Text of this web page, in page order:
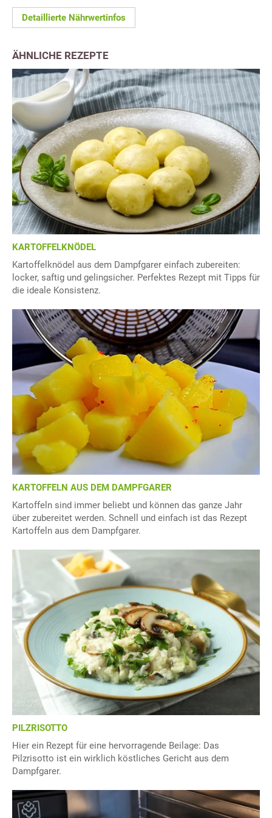
Detaillierte Nährwertinfos
ÄHNLICHE REZEPTE
KARTOFFELKNÖDEL
Kartoffelknödel aus dem Dampfgarer einfach zubereiten:
locker, saftig und gelingsicher. Perfektes Rezept mit Tipps für
die ideale Konsistenz.
KARTOFFELN AUS DEM DAMPFGARER
Kartoffeln sind immer beliebt und können das ganze Jahr
über zubereitet werden. Schnell und einfach ist das Rezept
Kartoffeln aus dem Dampfgarer.
PILZRISOTTO
Hier ein Rezept für eine hervorragende Beilage: Das
Pilzrisotto ist ein wirklich köstliches Gericht aus dem
Dampfgarer.